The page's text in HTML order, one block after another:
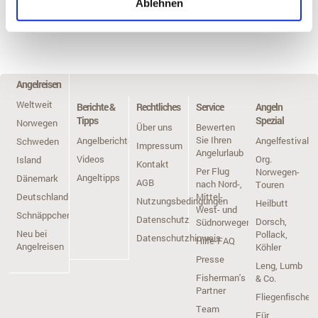
Ablehnen
Telefon +49 (0)4171-60 8030
Angelreisen
Weltweit
Norwegen
Schweden
Island
Dänemark
Deutschland
Schnäppchen
Neu bei
Angelreisen
Angeln
Spezial
Angelfestivals
Org.
Norwegen-
Touren
Heilbutt
Dorsch,
Pollack,
Köhler
Leng, Lumb
& Co.
Fliegenfischen
Berichte &
Tipps
Angelberichte
Videos
Angeltipps
Service
Bewerten
Sie Ihren
Angelurlaub
Per Flug
nach Nord-,
Mittel-,
West- und
Südnorwegen
Hilfe-FAQ
Presse
Fisherman's
Partner
Team
Rechtliches
Über uns
Impressum
Kontakt
AGB
Nutzungsbedingungen
Datenschutz
Datenschutzhinweis